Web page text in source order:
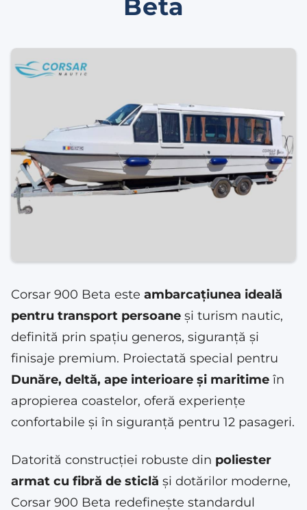
Beta
Corsar 900 Beta este ambarcațiunea ideală
pentru transport persoane și turism nautic,
definită prin spațiu generos, siguranță și
finisaje premium. Proiectată special pentru
Dunăre, deltă, ape interioare și maritime în
apropierea coastelor, oferă experiențe
confortabile și în siguranță pentru 12 pasageri.
Datorită construcției robuste din poliester
armat cu fibră de sticlă și dotărilor moderne,
Corsar 900 Beta redefinește standardul